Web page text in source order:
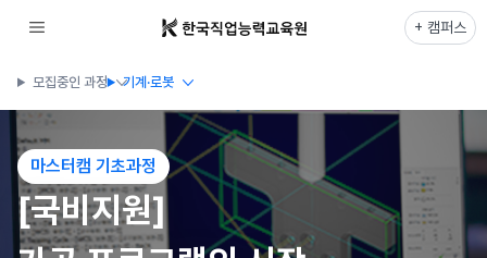
+ 캠퍼스
모집중인 과정 기계·로봇
마스터캠 기초과정
[국비지원]